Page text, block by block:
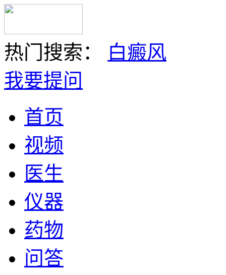
热门搜索：
白癜风
我要提问
首页
视频
医生
仪器
药物
问答